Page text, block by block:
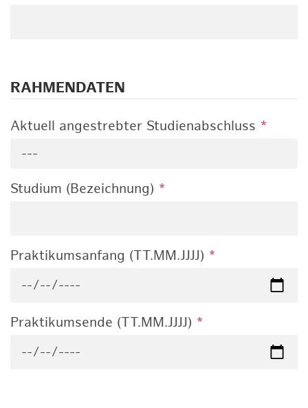
RAHMENDATEN
Aktuell angestrebter Studienabschluss *
---
Studium (Bezeichnung) *
Praktikumsanfang (TT.MM.JJJJ) *
Praktikumsende (TT.MM.JJJJ) *